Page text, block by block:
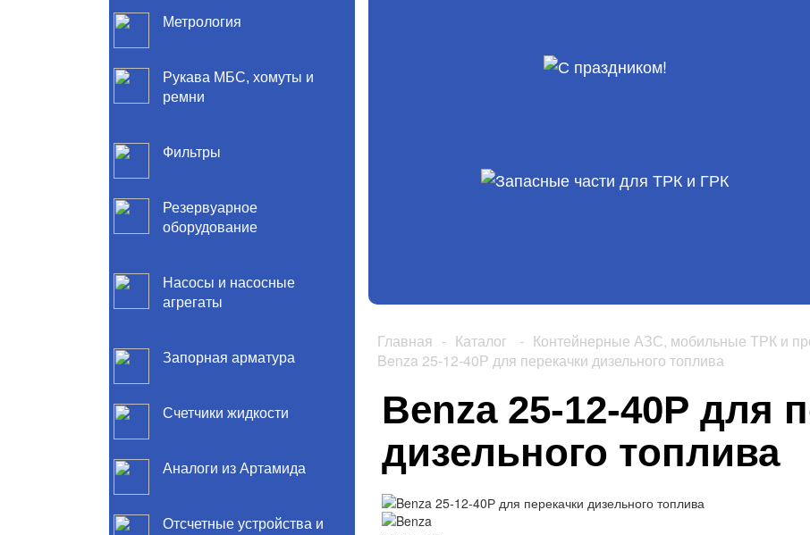
Метрология
Рукава МБС, хомуты и
ремни
Фильтры
Резервуарное
оборудование
Насосы и насосные
агрегаты
Запорная арматура
Счетчики жидкости
Аналоги из Артамида
Отсчетные устройства и
Главная - Каталог - Контейнерные АЗС, мобильные ТРК и
Benza 25-12-40Р для перекачки дизельного топлива
Benza 25-12-40Р для
дизельного топлива